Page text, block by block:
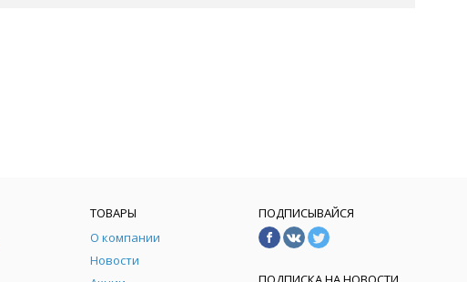
ТОВАРЫ
О компании
Новости
ПОДПИСЫВАЙСЯ